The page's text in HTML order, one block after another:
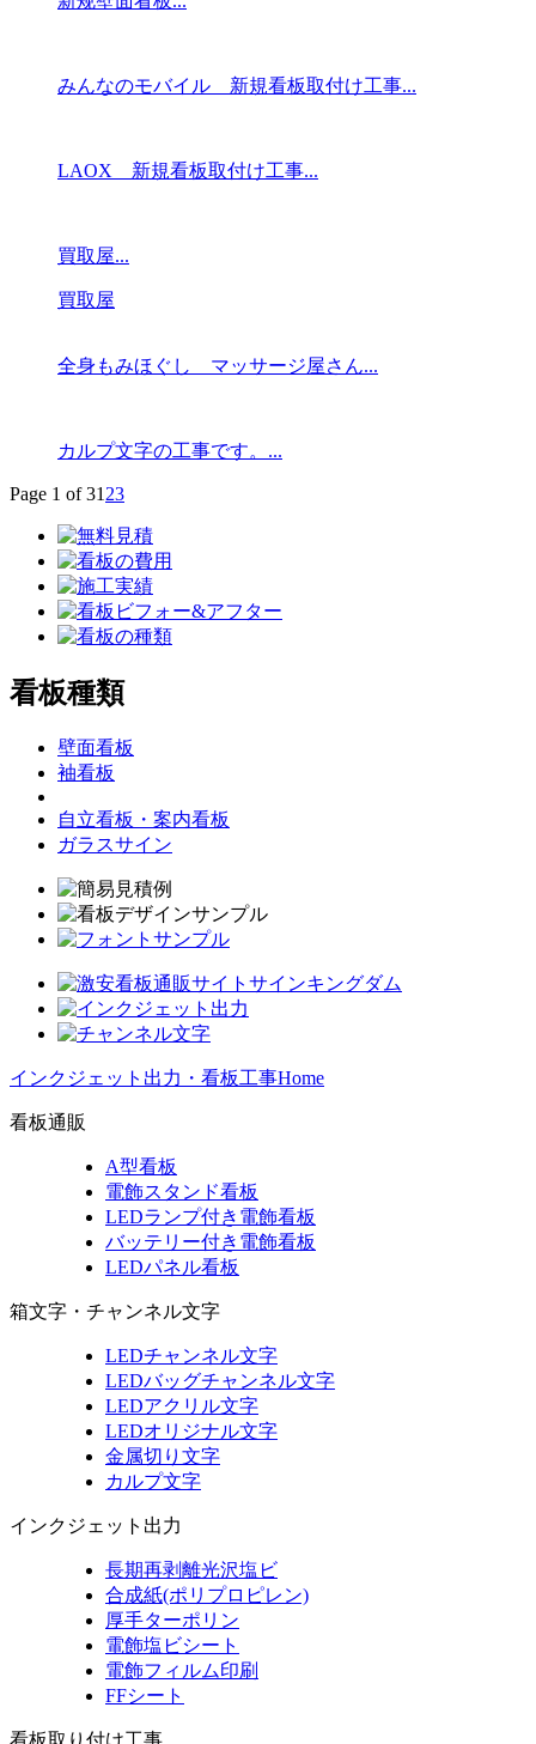
みんなのモバイル 新規看板取付け工事...
LAOX 新規看板取付け工事...
買取屋...
買取屋
全身もみほぐし マッサージ屋さん...
カルプ文字の工事です。...
Page 1 of 31 23
看板種類
壁面看板
袖看板
自立看板・案内看板
ガラスサイン
インクジェット出力・看板工事Home
看板通販
A型看板
電飾スタンド看板
LEDランプ付き電飾看板
バッテリー付き電飾看板
LEDパネル看板
箱文字・チャンネル文字
LEDチャンネル文字
LEDバッグチャンネル文字
LEDアクリル文字
LEDオリジナル文字
金属切り文字
カルプ文字
インクジェット出力
長期再剥離光沢塩ビ
合成紙(ポリプロピレン)
厚手ターポリン
電飾塩ビシート
電飾フィルム印刷
FFシート
看板取り付け工事